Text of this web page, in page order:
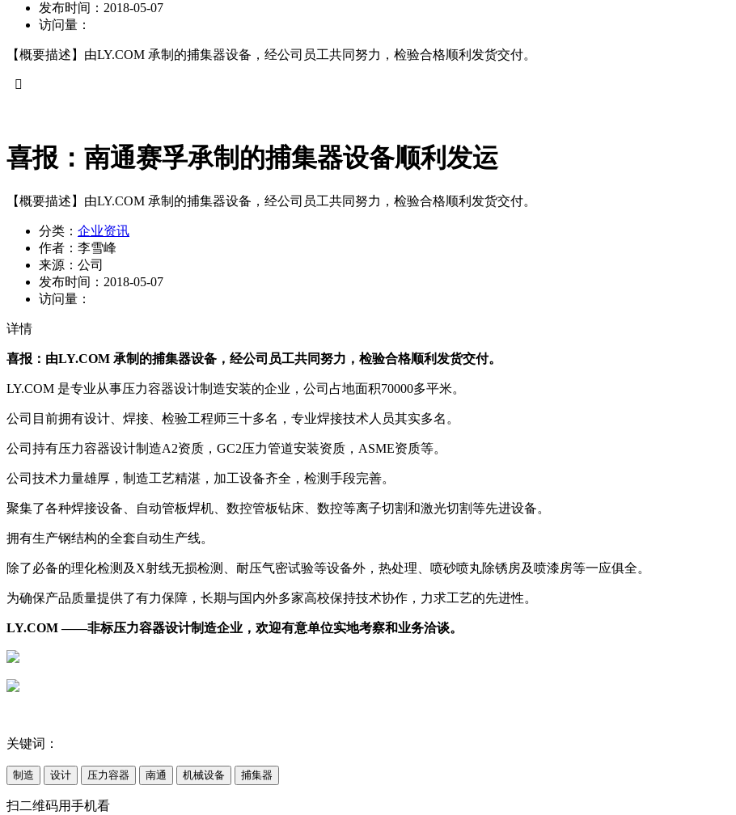
发布时间： 2018-05-07
访问量：
【概要描述】 由LY.COM 承制的捕集器设备，经公司员工共同努力，检验合格顺利发货交付。

喜报：南通赛孚承制的捕集器设备顺利发运
【概要描述】 由LY.COM 承制的捕集器设备，经公司员工共同努力，检验合格顺利发货交付。
分类： 企业资讯
作者： 李雪峰
来源： 公司
发布时间： 2018-05-07
访问量：
详情
喜报：由LY.COM 承制的捕集器设备，经公司员工共同努力，检验合格顺利发货交付。
LY.COM 是专业从事压力容器设计制造安装的企业，公司占地面积70000多平米。
公司目前拥有设计、焊接、检验工程师三十多名，专业焊接技术人员其实多名。
公司持有压力容器设计制造A2资质，GC2压力管道安装资质，ASME资质等。
公司技术力量雄厚，制造工艺精湛，加工设备齐全，检测手段完善。
聚集了各种焊接设备、自动管板焊机、数控管板钻床、数控等离子切割和激光切割等先进设备。
拥有生产钢结构的全套自动生产线。
除了必备的理化检测及X射线无损检测、耐压气密试验等设备外，热处理、喷砂喷丸除锈房及喷漆房等一应俱全。
为确保产品质量提供了有力保障，长期与国内外多家高校保持技术协作，力求工艺的先进性。
LY.COM ——非标压力容器设计制造企业，欢迎有意单位实地考察和业务洽谈。
关键词：
制造 设计 压力容器 南通 机械设备 捕集器
扫二维码用手机看